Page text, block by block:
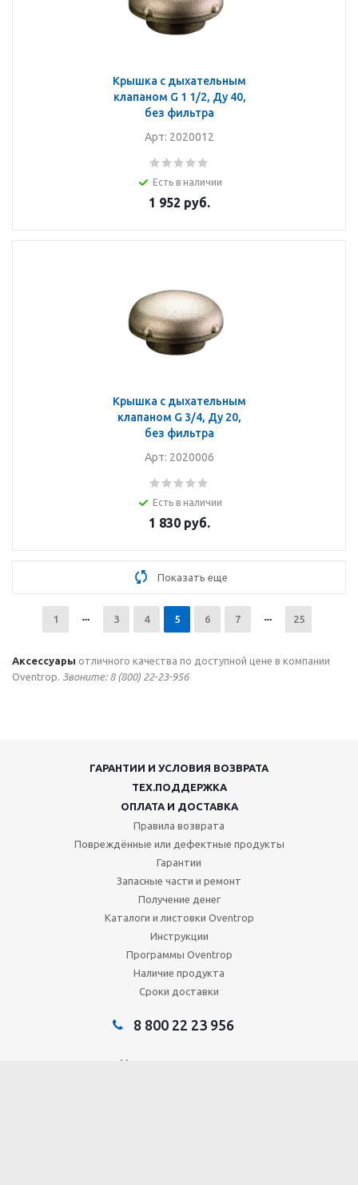
Крышка с дыхательным
клапаном G 1 1/2, Ду 40,
без фильтра
Арт: 2020012
Есть в наличии
1 952 руб.
Крышка с дыхательным
клапаном G 3/4, Ду 20,
без фильтра
Арт: 2020006
Есть в наличии
1 830 руб.
Показать еще
1 3 4 5 6 7 25
Аксессуары отличного качества по доступной цене в компании
Oventrop. Звонитe: 8 (800) 22-23-956
ГАРАНТИИ И УСЛОВИЯ ВОЗВРАТА
ТЕХ.ПОДДЕРЖКА
ОПЛАТА И ДОСТАВКА
Правила возврата
Повреждённые или дефектные продукты
Гарантии
Запасные части и ремонт
Получение денег
Каталоги и листовки Oventrop
Инструкции
Программы Oventrop
Наличие продукта
Сроки доставки
8 800 22 23 956
Мы в социальных сетях: